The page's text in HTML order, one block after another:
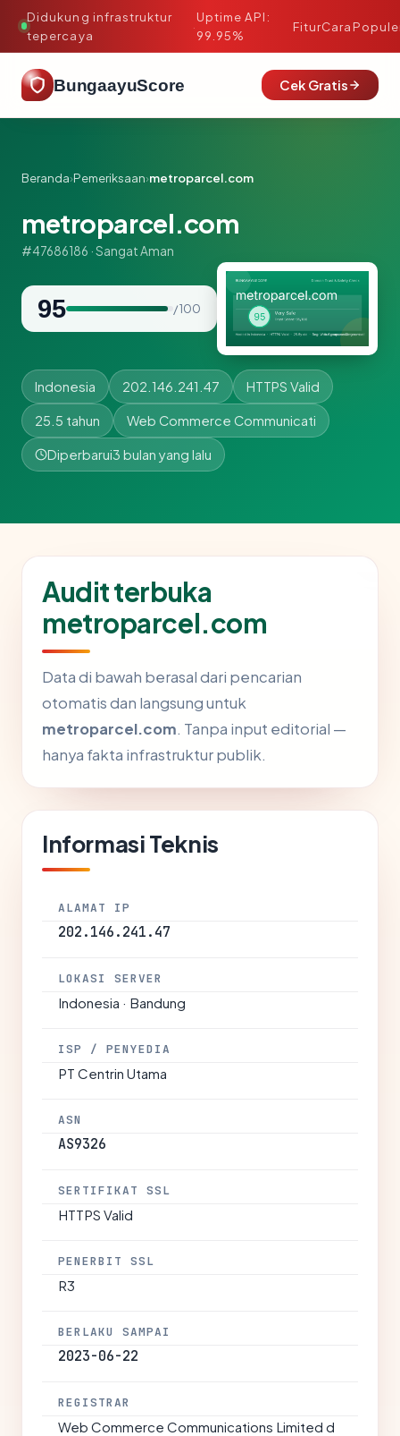
Didukung infrastruktur
tepercaya
·
Uptime API:
99.95%
FiturCara
BungaayuScore Cek Gratis
Beranda›Pemeriksaan›metroparcel.com
metroparcel.com
#47686186 · Sangat Aman
95 / 100
Indonesia 202.146.241.47 HTTPS Valid
25.5 tahun Web Commerce Communicati
Diperbarui3 bulan yang lalu
Audit terbuka
metroparcel.com
Data di bawah berasal dari pencarian
otomatis dan langsung untuk
metroparcel.com. Tanpa input editorial —
hanya fakta infrastruktur publik.
Informasi Teknis
ALAMAT IP
202.146.241.47
LOKASI SERVER
Indonesia · Bandung
ISP / PENYEDIA
PT Centrin Utama
ASN
AS9326
SERTIFIKAT SSL
HTTPS Valid
PENERBIT SSL
R3
BERLAKU SAMPAI
2023-06-22
REGISTRAR
Web Commerce Communications Limited d